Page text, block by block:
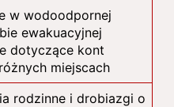
w wodoodpornej
ewakuacyjnej
dotyczące kont
miejscach
rodzinne i drobiazgi o